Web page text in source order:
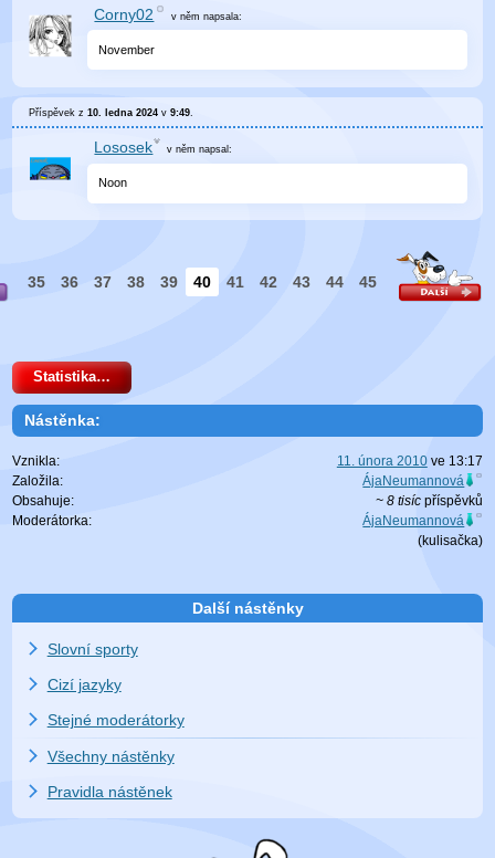
Corny02 v němnapsala:
November
Příspěvek z10. ledna 2024 v9:49
Lososek v něm napsal:
Noon
35 36 37 38 39 40 41 42 43 44 45
Statistika…
Nástěnka:
Vznikla: 11. února 2010ve 13:17
Založila:
ÁjaNeumannová
Obsahuje:
~ 8 tisícpříspěvků
Moderátorka:
ÁjaNeumannová
(kulisačka)
Další nástěnky
Slovní sporty
Cizí jazyky
Stejné moderátorky
Všechny nástěnky
Pravidla nástěnek